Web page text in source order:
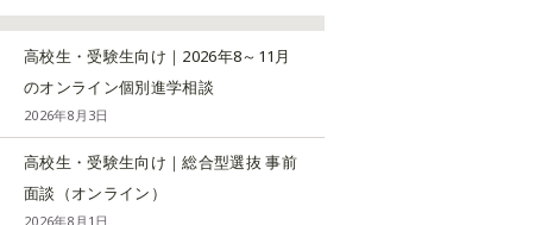
高校生・受験生向け｜2026年8～11月
のオンライン個別進学相談
2026年8月3日
高校生・受験生向け｜総合型選抜 事前
面談（オンライン）
2026年8月1日